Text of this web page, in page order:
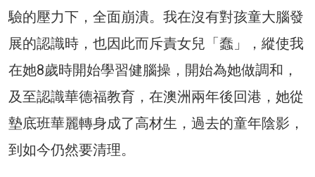
驗的壓力下，全面崩潰。我在沒有對孩童大腦發
展的認識時，也因此而斥責女兒「蠢」，縱使我
在她8歲時開始學習健腦操，開始為她做調和，
及至認識華德福教育，在澳洲兩年後回港，她從
墊底班華麗轉身成了高材生，過去的童年陰影，
到如今仍然要清理。